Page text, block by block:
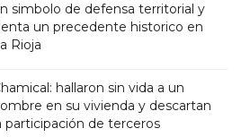
simbolo de defensa territorial y
un precedente historico en
Rioja
hallaron sin vida a un
en su vivienda y descartan
participación de terceros